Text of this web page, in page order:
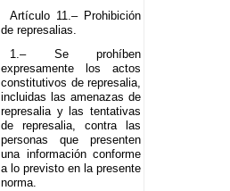
Artículo 11.– Prohibición
de represalias.
1.– Se prohíben
expresamente los actos
constitutivos de represalia,
incluidas las amenazas de
represalia y las tentativas
de represalia, contra las
personas que presenten
una información conforme
a lo previsto en la presente
norma.